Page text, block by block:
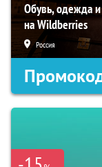
Обувь, одежда
на Wildberries
Россия